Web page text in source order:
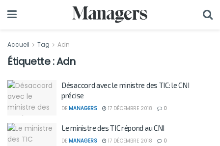
Accueil Tag Adn
Étiquette :Adn
Désaccord avec le ministre des TIC: le CNI
précise
DE MANAGERS 17 DÉCEMBRE 2018 0
Le ministre des TIC répond au CNI
DE MANAGERS 17 DÉCEMBRE 2018 0